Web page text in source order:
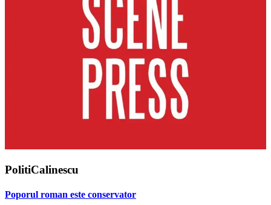
PolitiCalinescu
Poporul roman este conservator